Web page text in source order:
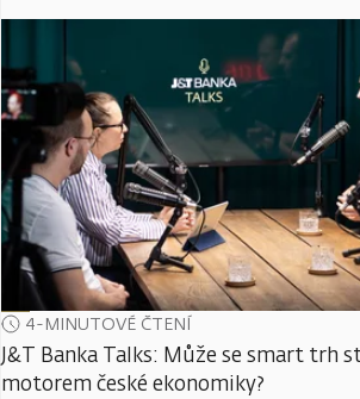
4-MINUTOVÉ ČTENÍ
J&T Banka Talks: Může se smart trh
motorem české ekonomiky?